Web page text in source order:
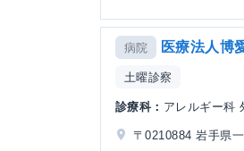
病院 医療法人博
土曜診察
診療科： アレルギー科
〒0210884 岩手県